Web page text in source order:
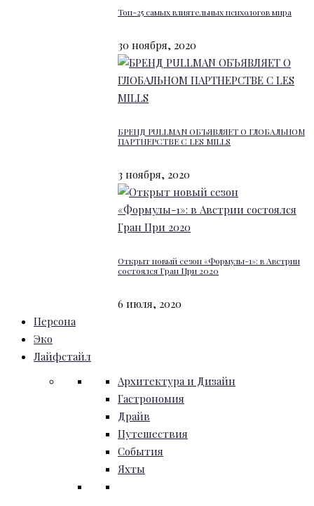
Топ-25 самых влиятельных психологов мира
30 ноября, 2020
БРЕНД PULLMAN ОБЪЯВЛЯЕТ О ГЛОБАЛЬНОМ
ПАРТНЕРСТВЕ С LES MILLS
3 ноября, 2020
Открыт новый сезон «Формулы-1»: в Австрии
состоялся Гран При 2020
6 июля, 2020
Персона
Эко
Лайфстайл
Архитектура и Дизайн
Гастрономия
Драйв
Путешествия
События
Яхты